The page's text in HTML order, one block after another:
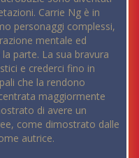
Carrie Ng è in
personaggi complessi,
mentale ed
parte. La sua bravura
e crederci fino in
che la rendono
maggiormente
di avere un
come dimostrato dalle
autrice.